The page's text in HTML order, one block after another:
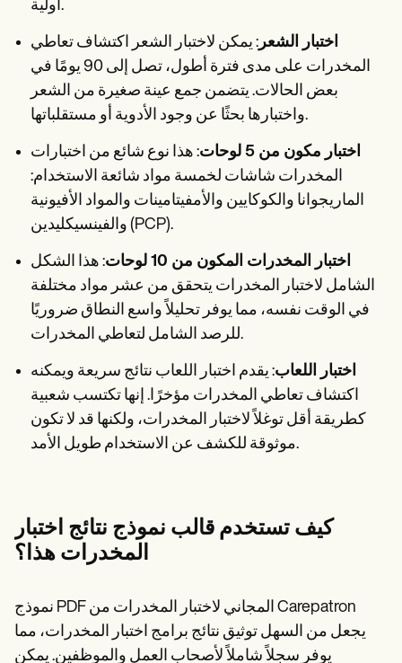
أولية.
اختبار الشعر : يمكن لاختبار الشعر اكتشاف تعاطي
المخدرات على مدى فترة أطول، تصل إلى 90 يومًا في
بعض الحالات. يتضمن جمع عينة صغيرة من الشعر
واختبارها بحثًا عن وجود الأدوية أو مستقلباتها.
اختبار مكون من 5 لوحات
: هذا نوع شائع من اختبارات
المخدرات شاشات لخمسة مواد شائعة الاستخدام:
الماريجوانا والكوكايين والأمفيتامينات والمواد الأفيونية
والفينسيكليدين (PCP).
اختبار المخدرات المكون من 10 لوحات
: هذا الشكل
الشامل لاختبار المخدرات يتحقق من عشر مواد مختلفة
في الوقت نفسه، مما يوفر تحليلاً واسع النطاق ضروريًا
للرصد الشامل لتعاطي المخدرات.
اختبار اللعاب: يقدم اختبار اللعاب نتائج سريعة ويمكنه
اكتشاف تعاطي المخدرات مؤخرًا. إنها تكتسب شعبية
كطريقة أقل توغلاً لاختبار المخدرات، ولكنها قد لا تكون
موثوقة للكشف عن الاستخدام طويل الأمد.
كيف تستخدم قالب نموذج نتائج اختبار
المخدرات هذا؟
نموذج PDF المجاني لاختبار المخدرات من Carepatron
يجعل من السهل توثيق نتائج برامج اختبار المخدرات، مما
يوفر سجلاً شاملاً لأصحاب العمل والموظفين. يمكن